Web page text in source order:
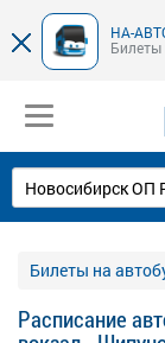
НА-
Билеты
Билеты на
Расписание